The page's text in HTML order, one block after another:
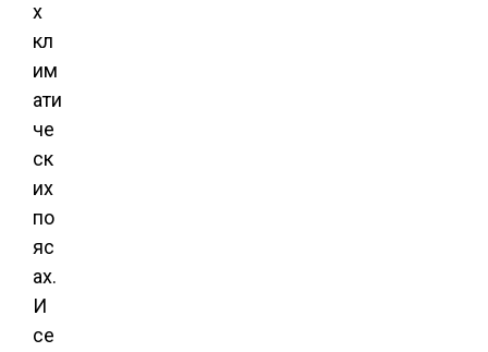
х
кл
им
ати
че
ск
их
по
яс
ах.
И
се